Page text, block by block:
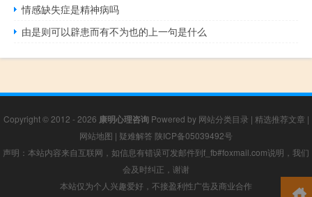
情感缺失症是精神病吗
由是则可以辟患而有不为也的上一句是什么
Copyright © 2012 - 2026 康明心理咨询Powered by 网站分类目录 | 精选推荐文章 |
网站地图 | 疑难解答 陕ICP备05039492号
声明：本站内容来自互联网，如信息有错误可发邮件到f_fb#foxmail.com说明，我们
会及时纠正，谢谢
本站仅为个人兴趣爱好，不接盈利性广告及商业合作